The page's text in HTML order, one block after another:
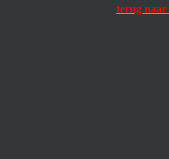
terug naar